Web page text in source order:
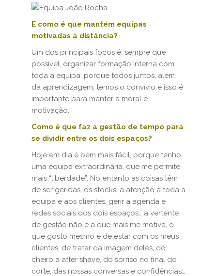
E como é que mantém equipas
motivadas à distância?
Um dos principais focos é, sempre que
possível, organizar formação interna com
toda a equipa, porque todos juntos, além
da aprendizagem, temos o convívio e isso é
importante para manter a moral e
motivação.
Como é que faz a gestão de tempo para
se dividir entre os dois espaços?
Hoje em dia é bem mais fácil, porque tenho
uma equipa extraordinária, que me permite
mais “liberdade”. No entanto as coisas têm
de ser geridas, os stocks, a atenção a toda a
equipa e aos clientes, gerir a agenda e
redes sociais dos dois espaços… a vertente
de gestão não é a que mais me motiva, o
que gosto mesmo é de estar com os meus
clientes, de tratar da imagem deles, do
cheiro a after shave, do sorriso no final do
corte, das nossas conversas e confidências…